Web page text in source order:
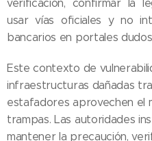
verificación, confirmar la
usar vías oficiales y no
bancarios en portales
Este contexto de
infraestructuras dañadas
estafadores aprovechen el
trampas. Las autoridades
mantener la precaución,